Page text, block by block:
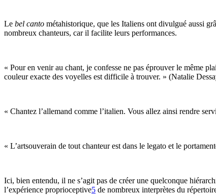
Le bel canto métahistorique, que les Italiens ont divulgué aussi
nombreux chanteurs, car il facilite leurs performances.
« Pour en venir au chant, je confesse ne pas éprouver le même
couleur exacte des voyelles est difficile à trouver. » (Natalie
« Chantez l’allemand comme l’italien. Vous allez ainsi rendre
« L’artsouverain de tout chanteur est dans le legato et le
Ici, bien entendu, il ne s’agit pas de créer une quelconque
l’expérience proprioceptive5 de nombreux interprètes du